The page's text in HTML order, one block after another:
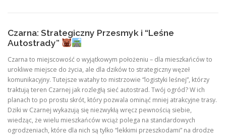
ZABEZPIECZENIA PRZED DZIKAMI
KONTAKT
Czarna: Strategiczny Przesmyk i “Leśne
Autostrady”
Czarna to miejscowość o wyjątkowym położeniu – dla mieszkańców to
urokliwe miejsce do życia, ale dla dzików to strategiczny węzeł
komunikacyjny. Tutejsze watahy to mistrzowie “logistyki leśnej”, którzy
traktują teren Czarnej jak rozległą sieć autostrad. Twój ogród? W ich
planach to po prostu skrót, który pozwala ominąć mniej atrakcyjne trasy.
Dziki w Czarnej wykazują się niezwykłą wręcz pewnością siebie,
wiedząc, że wielu mieszkańców wciąż polega na standardowych
ogrodzeniach, które dla nich są tylko “lekkimi przeszkodami” na drodze